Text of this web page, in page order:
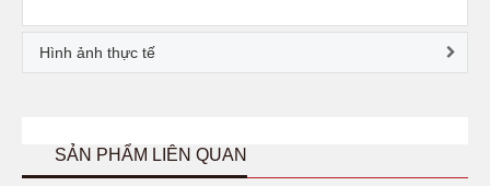
Hình ảnh thực tế
SẢN PHẨM LIÊN QUAN